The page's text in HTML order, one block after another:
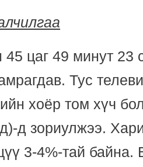
45 цаг 49 минут 23
Тус
хоёр том хүч
д зориулжээ.
3-4%-тай